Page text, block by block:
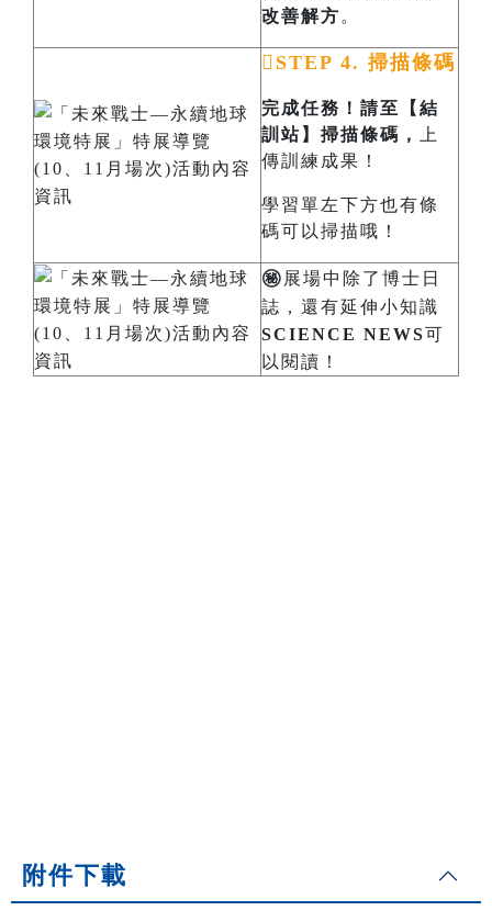
改善解方 。
 STEP 4. 掃描條碼
完成任務！請至【結
訓站】掃描條碼，
上
傳訓練成果！
學習單左下方也有條
碼可以掃描哦！
㊙️ 展場中除了博士日
誌，還有延伸小知識
SCIENCE NEWS可
以閱讀！
附件下載